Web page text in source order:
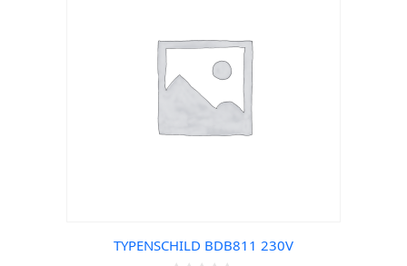
TYPENSCHILD BDB811 230V